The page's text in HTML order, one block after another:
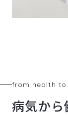
from health to
病気か